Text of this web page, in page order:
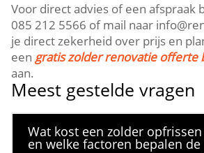
Voor direct advies of een afspraak
085 212 5566 of mail naar
je direct zekerheid over prijs en
eengratis zolder renovatie offerte
aan.​
Meest gestelde vragen
Wat kost een zolder
en welke factoren bepalen